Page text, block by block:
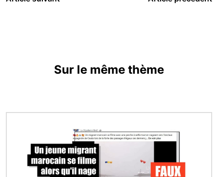
Sur le même thème